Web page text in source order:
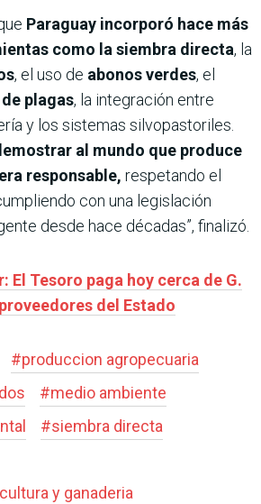
Paraguay incorporó hace más
como la siembra directa, la
, el uso de abonos verdes, el
plagas, la integración entre
y los sistemas silvopastoriles.
al mundo que produce
responsable, respetando el
con una legislación
desde hace décadas”, finalizó.
El Tesoro paga hoy cerca de G.
del Estado
#produccion agropecuaria
#medio ambiente
#siembra directa
y ganaderia